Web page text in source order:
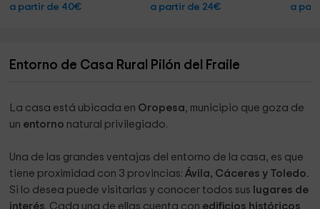
familia, con amigos.
tareas propia de la tierra, sembrar huerto, recolectar frutos
Estamos preparando activiades para que disfrute de
nuestras experiencias saludables
¿Que se puede hacer en los alrededores?
Paseos por cordeles y cañada
a partir de 40€ a partir de 24€ a
Entorno de Casa Rural Pilón del Fraile
La casa está ubicada en Oropesa, municipio que goza de
un entorno natural privilegiado.
Una de las grandes ventajas del entorno de la casa, es que
tiene proximidad con 3 provincias:Ávila, Cáceres y Toledo.
Si lo desea puede visitarlas y conocer todos sus lugares de
interés. Cada una de ellas cuenta con edificios históricos